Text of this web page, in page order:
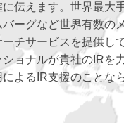
伝えます。世界最大
ーグなど世界有数の
チサービスを提供
ョナルが貴社のIRを
よるIR支援のことな